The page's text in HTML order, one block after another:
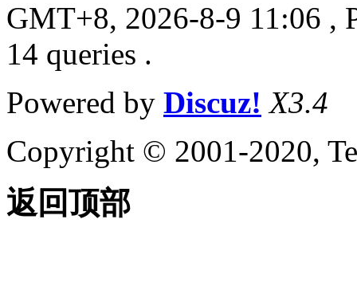
GMT+8, 2026-8-9 11:06 ,
14 queries .
Powered by Discuz! X3.4
Copyright © 2001-2020,
返回顶部